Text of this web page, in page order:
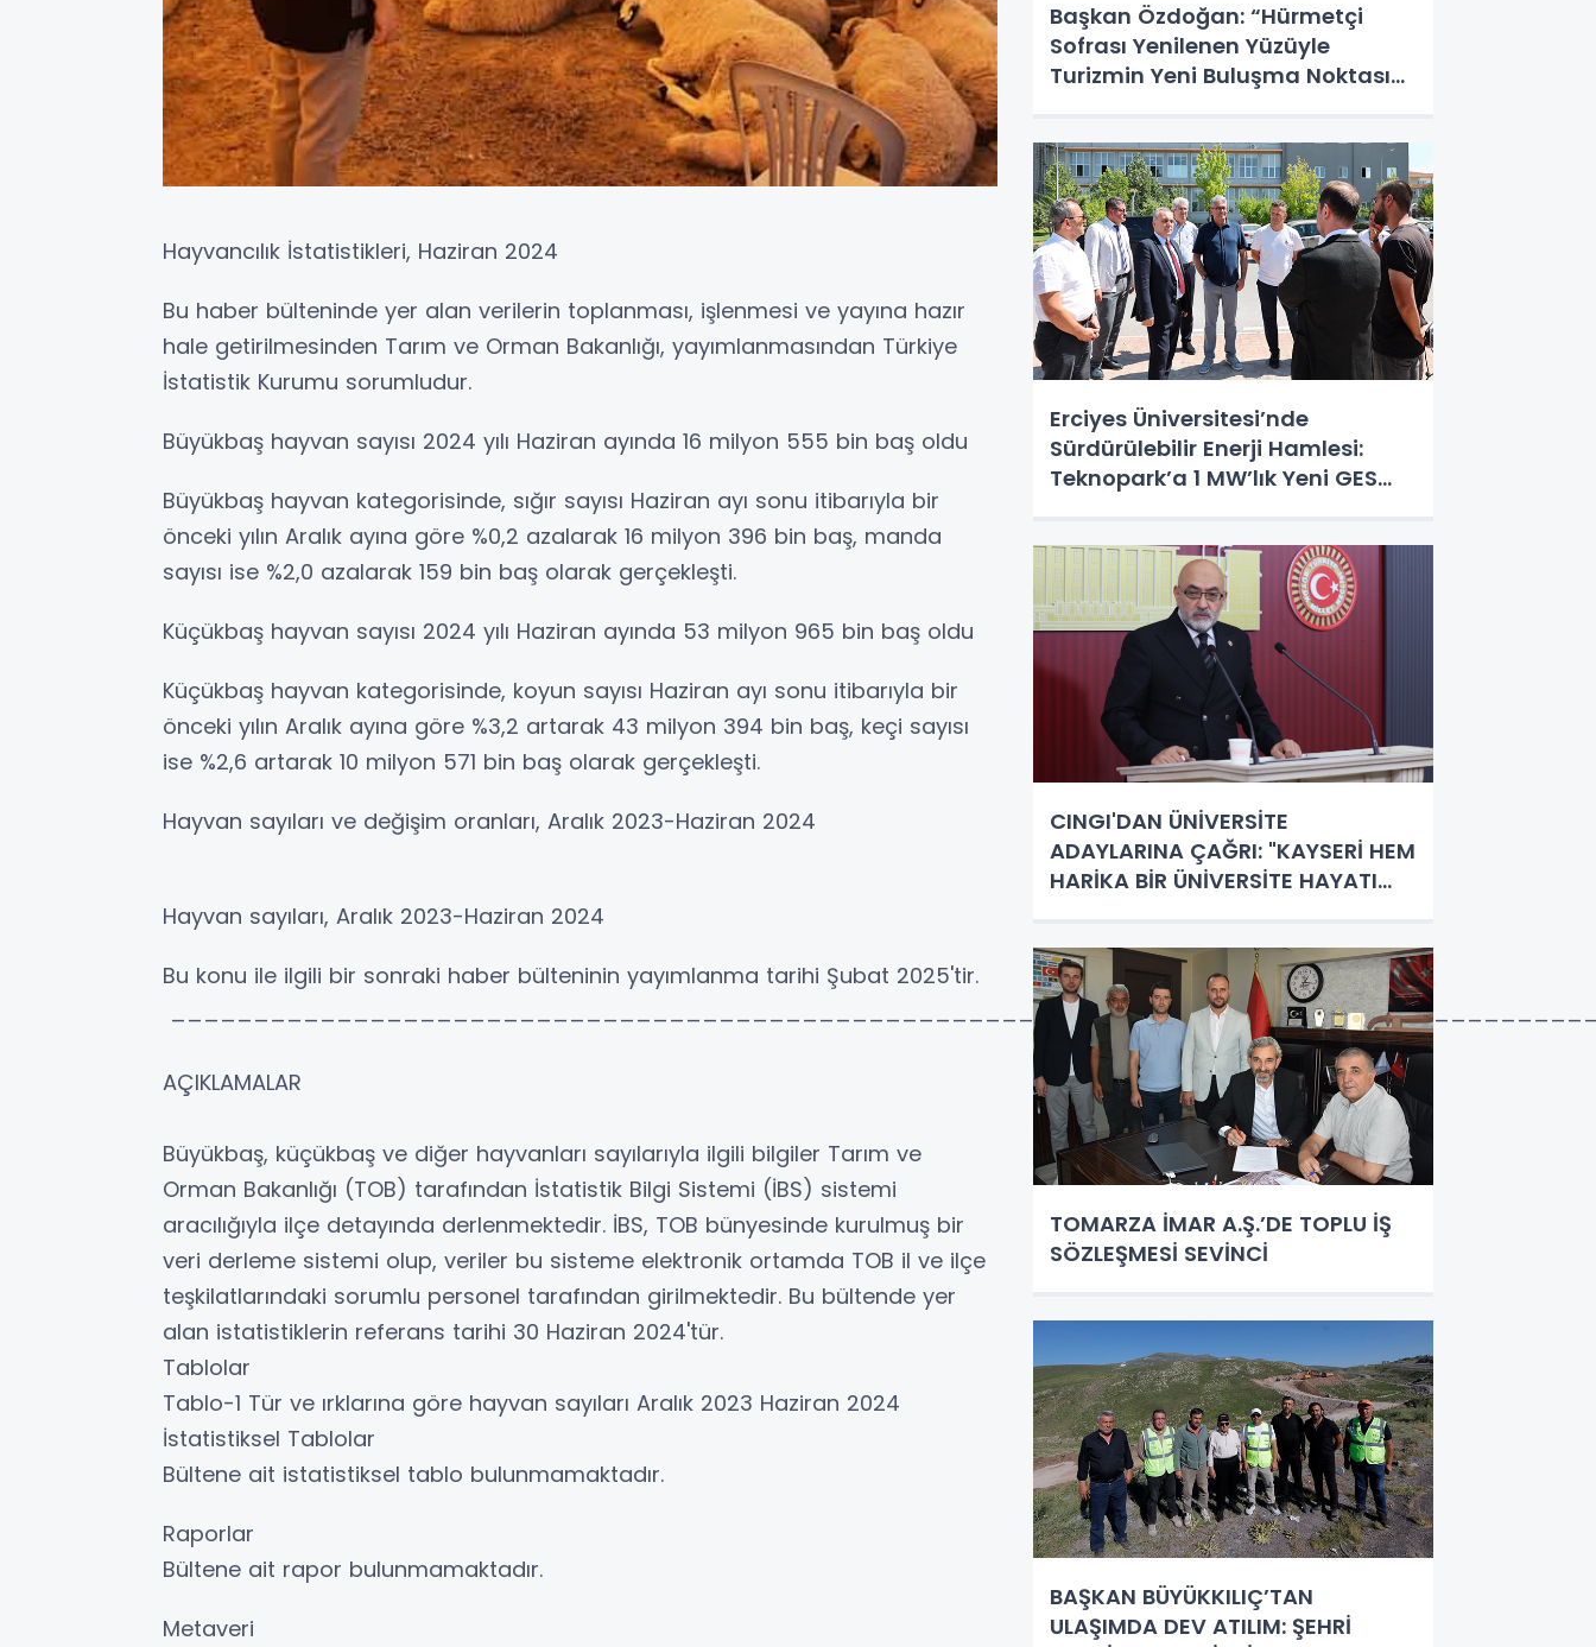
Hayvancılık İstatistikleri, Haziran 2024
Bu haber bülteninde yer alan verilerin toplanması, işlenmesi ve yayına hazır
hale getirilmesinden Tarım ve Orman Bakanlığı, yayımlanmasından Türkiye
İstatistik Kurumu sorumludur.
Büyükbaş hayvan sayısı 2024 yılı Haziran ayında 16 milyon 555 bin baş oldu
Büyükbaş hayvan kategorisinde, sığır sayısı Haziran ayı sonu itibarıyla bir
önceki yılın Aralık ayına göre %0,2 azalarak 16 milyon 396 bin baş, manda
sayısı ise %2,0 azalarak 159 bin baş olarak gerçekleşti.
Küçükbaş hayvan sayısı 2024 yılı Haziran ayında 53 milyon 965 bin baş oldu
Küçükbaş hayvan kategorisinde, koyun sayısı Haziran ayı sonu itibarıyla bir
önceki yılın Aralık ayına göre %3,2 artarak 43 milyon 394 bin baş, keçi sayısı
ise %2,6 artarak 10 milyon 571 bin baş olarak gerçekleşti.
Hayvan sayıları ve değişim oranları, Aralık 2023-Haziran 2024
Hayvan sayıları, Aralık 2023-Haziran 2024
Bu konu ile ilgili bir sonraki haber bülteninin yayımlanma tarihi Şubat 2025'tir.
AÇIKLAMALAR
Büyükbaş, küçükbaş ve diğer hayvanları sayılarıyla ilgili bilgiler Tarım ve
Orman Bakanlığı (TOB) tarafından İstatistik Bilgi Sistemi (İBS) sistemi
aracılığıyla ilçe detayında derlenmektedir. İBS, TOB bünyesinde kurulmuş bir
veri derleme sistemi olup, veriler bu sisteme elektronik ortamda TOB il ve ilçe
teşkilatlarındaki sorumlu personel tarafından girilmektedir. Bu bültende yer
alan istatistiklerin referans tarihi 30 Haziran 2024'tür.
Tablolar
Tablo-1 Tür ve ırklarına göre hayvan sayıları Aralık 2023 Haziran 2024
İstatistiksel Tablolar
Bültene ait istatistiksel tablo bulunmamaktadır.
Raporlar
Bültene ait rapor bulunmamaktadır.
Metaveri
Başkan Özdoğan: “Hürmetçi
Sofrası Yenilenen Yüzüyle
Turizmin Yeni Buluşma Noktası
Erciyes Üniversitesi’nde
Sürdürülebilir Enerji Hamlesi:
Teknopark’a 1 MW’lık Yeni GES
CINGI'DAN ÜNİVERSİTE
ADAYLARINA ÇAĞRI: "KAYSERİ HEM
HARİKA BİR ÜNİVERSİTE HAYATI
SUNUYOR"
TOMARZA İMAR A.Ş.’DE TOPLU İŞ
SÖZLEŞMESİ SEVİNCİ
BAŞKAN BÜYÜKKILIÇ’TAN
ULAŞIMDA DEV ATILIM: ŞEHRİ